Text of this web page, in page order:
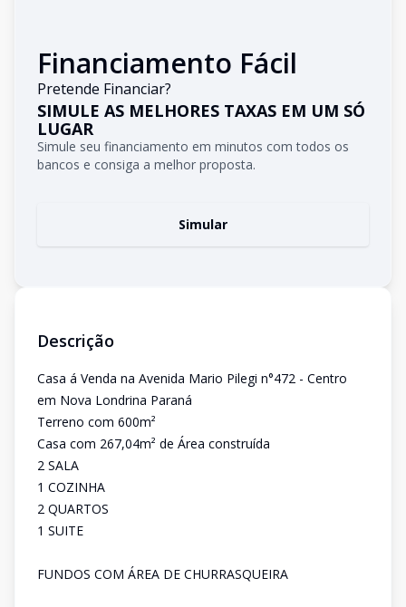
Financiamento Fácil
Pretende Financiar?
SIMULE AS MELHORES TAXAS EM UM SÓ
LUGAR
Simule seu financiamento em minutos com todos os
bancos e consiga a melhor proposta.
Simular
Descrição
Casa á Venda na Avenida Mario Pilegi n°472 - Centro
em Nova Londrina Paraná
Terreno com 600m²
Casa com 267,04m² de Área construída
2 SALA
1 COZINHA
2 QUARTOS
1 SUITE
FUNDOS COM ÁREA DE CHURRASQUEIRA